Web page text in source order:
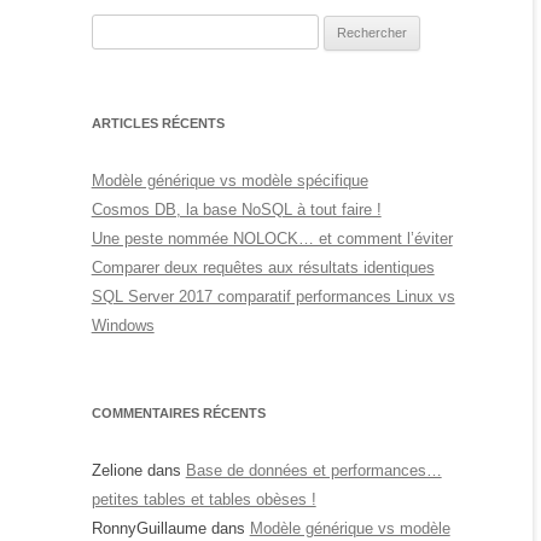
ARTICLES RÉCENTS
Modèle générique vs modèle spécifique
Cosmos DB, la base NoSQL à tout faire !
Une peste nommée NOLOCK… et comment l’éviter
Comparer deux requêtes aux résultats identiques
SQL Server 2017 comparatif performances Linux vs
Windows
COMMENTAIRES RÉCENTS
Zelionedans Base de données et performances…
petites tables et tables obèses !
RonnyGuillaumedans Modèle générique vs modèle